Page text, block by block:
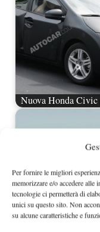
Per fornire le migliori
memorizzare e/o accedere
tecnologie ci permetterà di
unici su questo sito. Non
su alcune caratteristiche e
Nuova Honda